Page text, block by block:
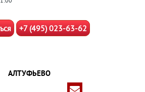
+7 (495) 023-63-62
АЛТУФЬЕВО